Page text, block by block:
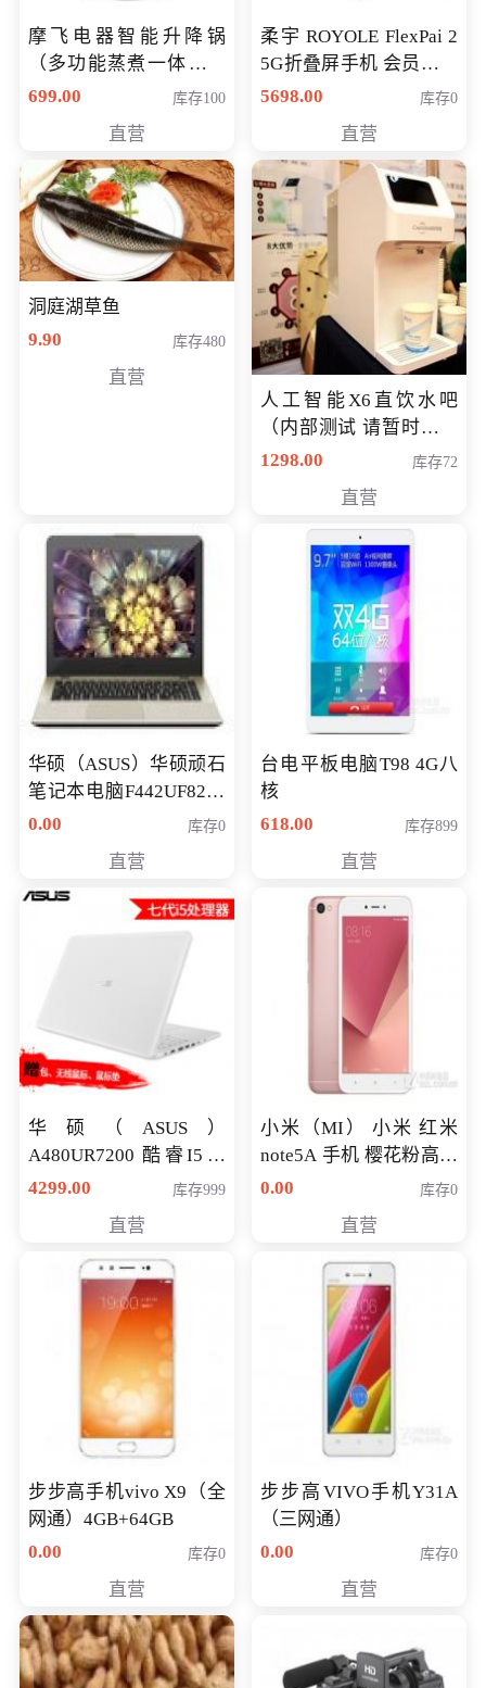
摩飞电器智能升降锅
（多功能蒸煮一体锅）
（智能升降养生锅） 会
699.00 库存100
直营
柔宇 ROYOLE FlexPai 2
5G折叠屏手机 会员专享
购买价格 4998元
5698.00 库存0
直营
洞庭湖草鱼
9.90
库存480
直营
人工智能X6直饮水吧
（内部测试 请暂时不要
购买）
1298.00 库存72
直营
华硕（ASUS）华硕顽石
笔记本电脑F442UF8250
八代独显轻薄办公商务
0.00 库存0
直营
台电平板电脑T98 4G八
核
618.00
库存899
直营
华硕（ASUS）
A480UR7200 酷睿I5超
薄学生办公游戏独显笔
NV930-2G独
4299.00 库存999
直营
小米（MI） 小米 红米
note5A 手机 樱花粉高配
版 全网通(3G+32G)
0.00 库存0
直营
步步高手机vivo X9（全
网通）4GB+64GB
0.00
库存0
直营
步步高VIVO手机Y31A
（三网通）
0.00
库存0
直营